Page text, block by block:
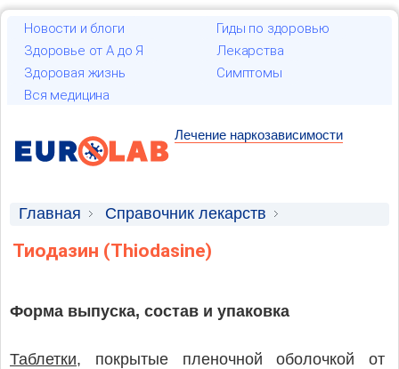
Новости и блоги
Гиды по здоровью
Здоровье от А до Я
Лекарства
Здоровая жизнь
Симптомы
Вся медицина
Лечение наркозависимости
Главная
Справочник лекарств
Лекарственные средства
Тиодазин (Thiodasine)
Форма выпуска, состав и упаковка
Таблетки, покрытые пленочной оболочкой от